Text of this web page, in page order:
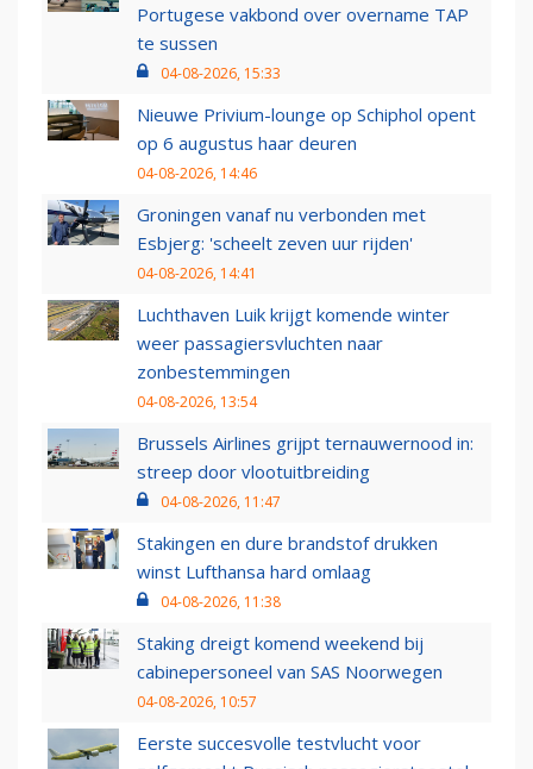
Portugese vakbond over overname TAP
te sussen
04-08-2026, 15:33
Nieuwe Privium-lounge op Schiphol opent
op 6 augustus haar deuren
04-08-2026, 14:46
Groningen vanaf nu verbonden met
Esbjerg: 'scheelt zeven uur rijden'
04-08-2026, 14:41
Luchthaven Luik krijgt komende winter
weer passagiersvluchten naar
zonbestemmingen
04-08-2026, 13:54
Brussels Airlines grijpt ternauwernood in:
streep door vlootuitbreiding
04-08-2026, 11:47
Stakingen en dure brandstof drukken
winst Lufthansa hard omlaag
04-08-2026, 11:38
Staking dreigt komend weekend bij
cabinepersoneel van SAS Noorwegen
04-08-2026, 10:57
Eerste succesvolle testvlucht voor